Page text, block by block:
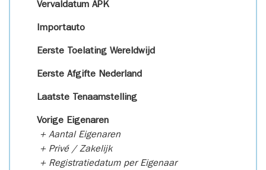
Vervaldatum APK
Importauto
Eerste Toelating Wereldwijd
Eerste Afgifte Nederland
Laatste Tenaamstelling
Vorige Eigenaren
+ Aantal Eigenaren
+ Privé / Zakelijk
+ Registratiedatum per Eigenaar